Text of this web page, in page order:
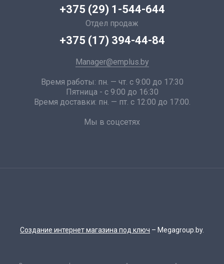
+375 (29) 1-544-644
Отдел продаж
+375 (17) 394-44-84
Manager@emplus.by
Время работы: пн. — чт. с 9:00 до 17:30
Пятница - с 9:00 до 16:30
Время доставки: пн. — пт. с 12:00 до 17:00.
Мы в соцсетях
Создание интернет магазина под ключ – Megagroup.by.